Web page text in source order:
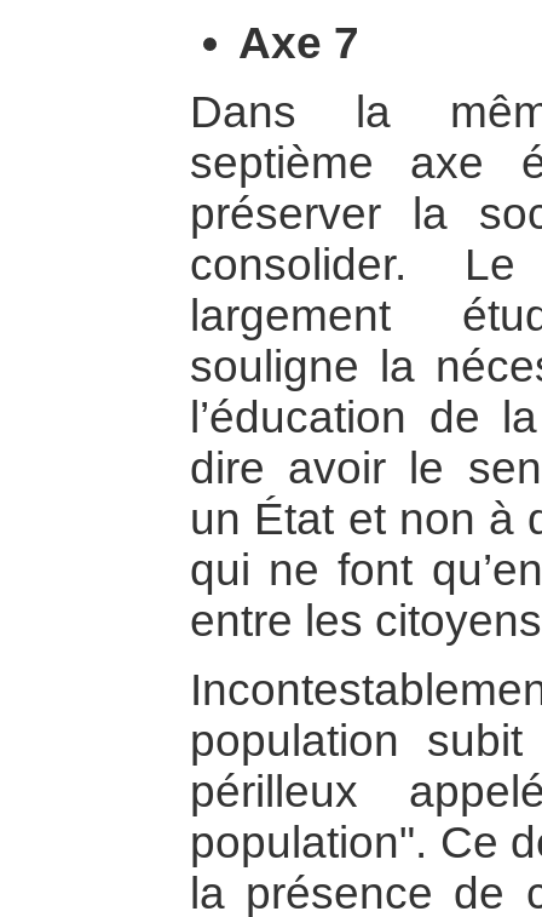
Axe 7
Dans la
septième axe
préserver la
consolider.
largement
souligne la
l’éducation de
dire avoir le
un État et non à
qui ne font
entre les
population
périlleux
population". Ce
la présence de